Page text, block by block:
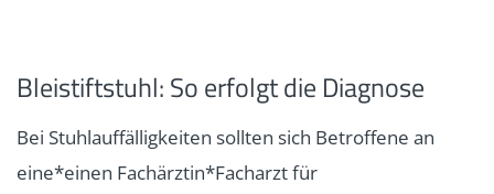
Bleistiftstuhl: So erfolgt die Diagnose
Bei Stuhlauffälligkeiten sollten sich Betroffene an
eine*einen Fachärztin*Facharzt für